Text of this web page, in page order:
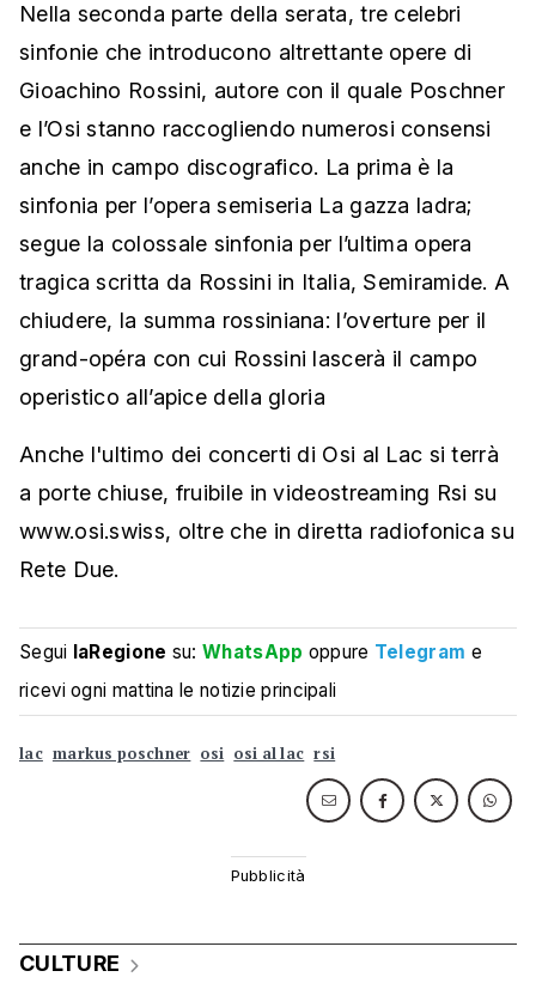
Nella seconda parte della serata, tre celebri
sinfonie che introducono altrettante opere di
Gioachino Rossini, autore con il quale Poschner
e l’Osi stanno raccogliendo numerosi consensi
anche in campo discografico. La prima è la
sinfonia per l’opera semiseria La gazza ladra;
segue la colossale sinfonia per l’ultima opera
tragica scritta da Rossini in Italia, Semiramide. A
chiudere, la summa rossiniana: l’overture per il
grand-opéra con cui Rossini lascerà il campo
operistico all’apice della gloria
Anche l'ultimo dei concerti di Osi al Lac si terrà
a porte chiuse, fruibile in videostreaming Rsi su
www.osi.swiss, oltre che in diretta radiofonica su
Rete Due.
Segui laRegione su:WhatsApp oppure Telegram e
ricevi ogni mattina le notizie principali
lac markus poschner osi osi al lac rsi
CULTURE